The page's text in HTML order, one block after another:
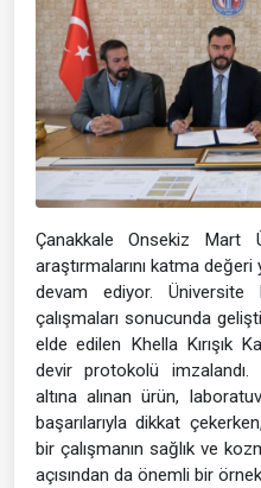
Çanakkale Onsekiz Mart
araştırmalarını katma
devam ediyor. Üniversite
çalışmaları sonucunda
elde edilen Khella Kırışık
devir protokolü
altına alınan ürün,
başarılarıyla dikkat
bir çalışmanın sağlık ve
açısından da önemli bir